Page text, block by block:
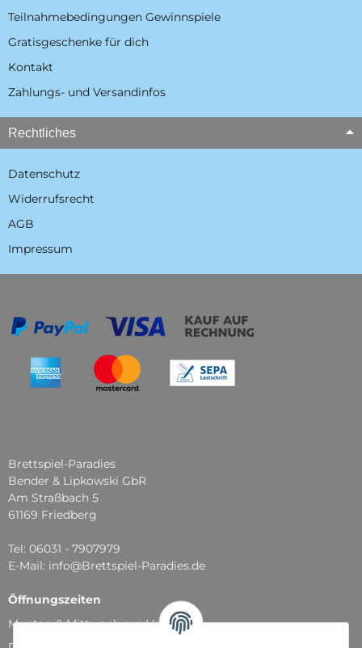
Teilnahmebedingungen Gewinnspiele
Gratisgeschenke für dich
Kontakt
Zahlungs- und Versandinfos
Rechtliches
Datenschutz
Widerrufsrecht
AGB
Impressum
Brettspiel-Paradies
Bender & Lipkowski GbR
Am Straßbach 5
61169 Friedberg
Tel: 06031 - 7907979
E-Mail: info@Brettspiel-Paradies.de
Öffnungszeiten
Montag & Mittwoch nur Versand